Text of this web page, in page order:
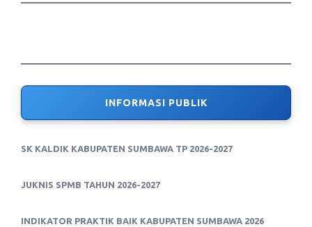
INFORMASI PUBLIK
SK KALDIK KABUPATEN SUMBAWA TP 2026-2027
JUKNIS SPMB TAHUN 2026-2027
INDIKATOR PRAKTIK BAIK KABUPATEN SUMBAWA 2026